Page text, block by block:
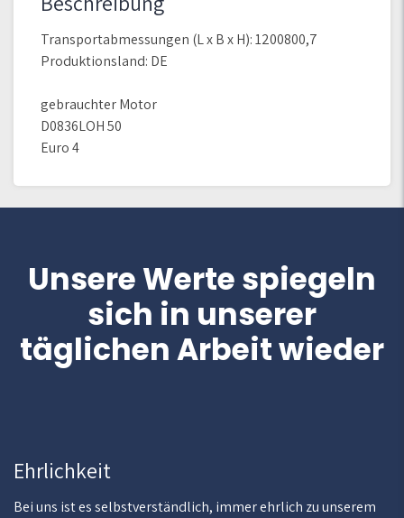
Transportabmessungen (L x B x H): 1200800,7
Produktionsland: DE
gebrauchter Motor
D0836LOH 50
Euro 4
Unsere Werte spiegeln
sich in unserer
täglichen Arbeit wieder
Ehrlichkeit
Bei uns ist es selbstverständlich, immer ehrlich zu unserem